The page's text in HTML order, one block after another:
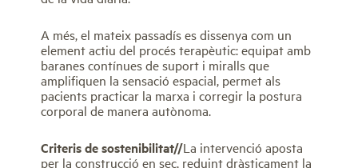
A més, el mateix passadís es dissenya com un
element actiu del procés terapèutic: equipat amb
baranes contínues de suport i miralls que
amplifiquen la sensació espacial, permet als
pacients practicar la marxa i corregir la postura
corporal de manera autònoma.
Criteris de sostenibilitat//La intervenció aposta
per la construcció en sec, reduint dràsticament la